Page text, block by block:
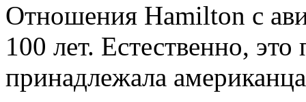
Отношения Hamilton c
100 лет. Естественно,
принадлежала